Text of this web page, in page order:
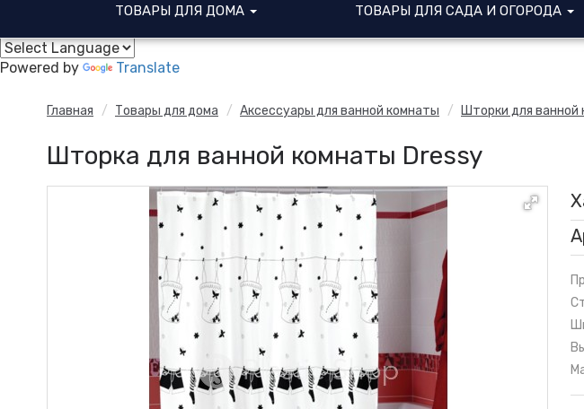
ТОВАРЫ ДЛЯ ДОМА ТОВАРЫ ДЛЯ САДА И ОГОРОДА
Powered by Translate
Главная Товары для дома Аксессуары для ванной комнаты Шторки для ванной
Шторка для ванной комнаты Dressy